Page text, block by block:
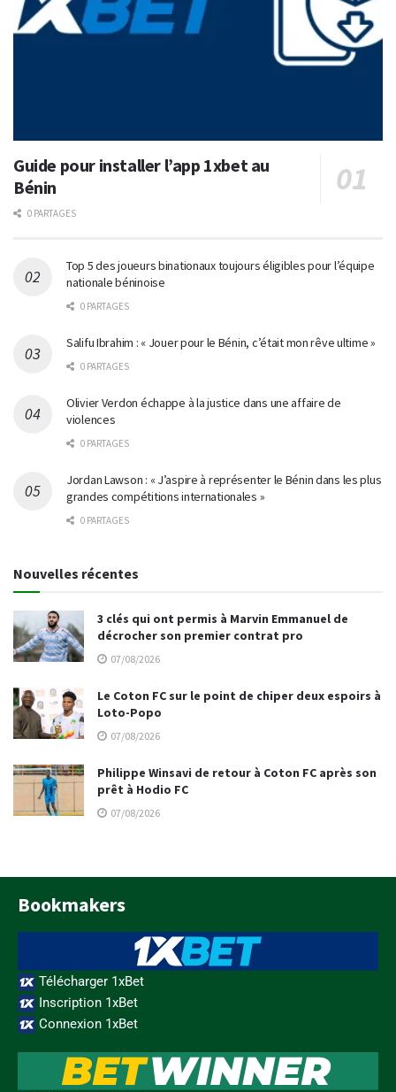
Guide pour installer l’app 1xbet au
Bénin
0 PARTAGES
Top 5 des joueurs binationaux toujours éligibles pour l’équipe
nationale béninoise
0 PARTAGES
Salifu Ibrahim : « Jouer pour le Bénin, c’était mon rêve ultime »
0 PARTAGES
Olivier Verdon échappe à la justice dans une affaire de
violences
0 PARTAGES
Jordan Lawson : « J’aspire à représenter le Bénin dans les plus
grandes compétitions internationales »
0 PARTAGES
Nouvelles récentes
3 clés qui ont permis à Marvin Emmanuel de
décrocher son premier contrat pro
07/08/2026
Le Coton FC sur le point de chiper deux espoirs à
Loto-Popo
07/08/2026
Philippe Winsavi de retour à Coton FC après son
prêt à Hodio FC
07/08/2026
Bookmakers
Télécharger 1xBet
Inscription 1xBet
Connexion 1xBet